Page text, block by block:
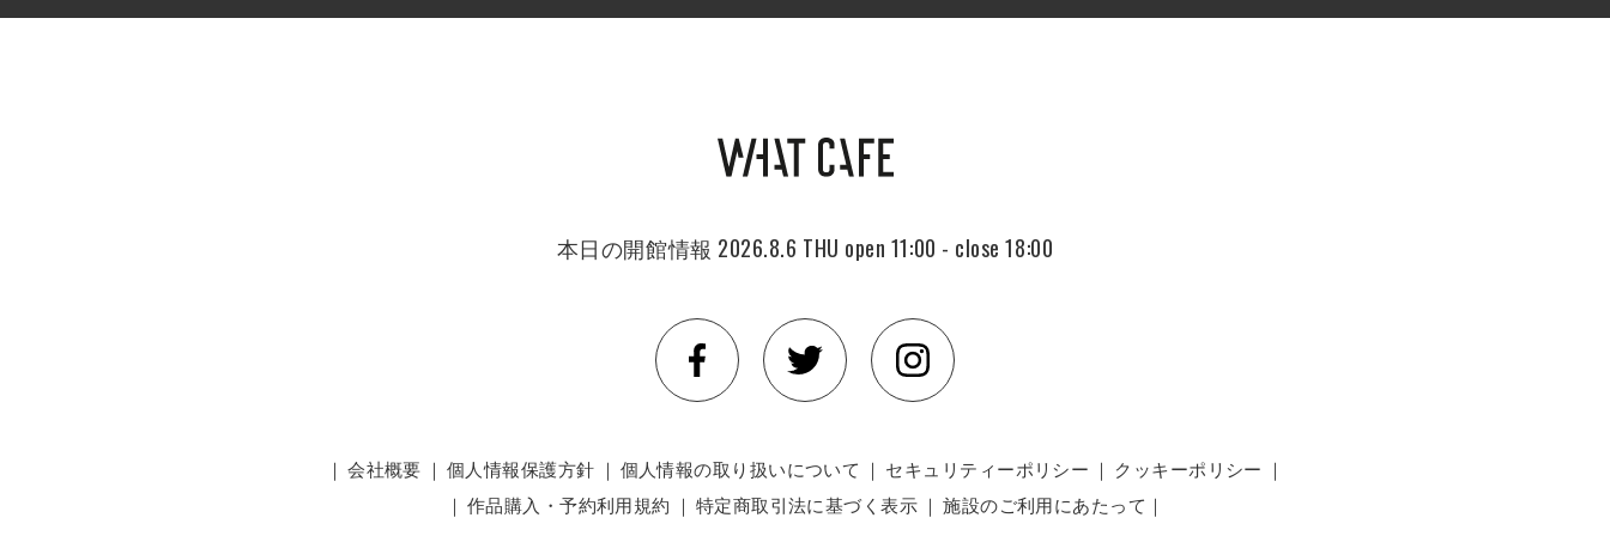
本日の開館情報 2026.8.6 THU open 11:00 - close 18:00
｜会社概要 ｜ 個人情報保護方針 ｜ 個人情報の取り扱いについて ｜ セキュリティーポリシー ｜ クッキーポリシー ｜
｜ 作品購入・予約利用規約 ｜ 特定商取引法に基づく表示 ｜施設のご利用にあたって ｜